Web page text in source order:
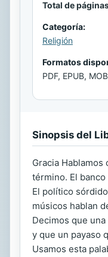
Total de
Categoría:
Religión
Formatos
PDF, EPUB,
Sinopsis del
Gracia
término. El
El político
músicos hablan
Decimos que
y que un payaso
Usamos esta